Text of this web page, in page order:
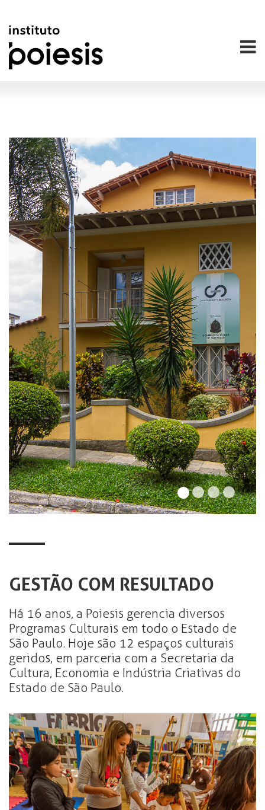
GESTÃO COM RESULTADO
Há 16 anos, a Poiesis gerencia diversos
Programas Culturais em todo o Estado de
São Paulo. Hoje são 12 espaços culturais
geridos, em parceria com a Secretaria da
Cultura, Economia e Indústria Criativas do
Estado de São Paulo.